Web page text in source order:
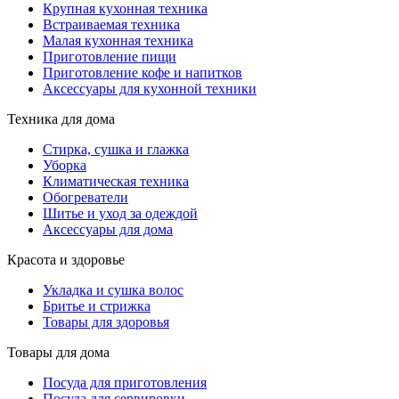
Крупная кухонная техника
Встраиваемая техника
Малая кухонная техника
Приготовление пищи
Приготовление кофе и напитков
Аксессуары для кухонной техники
Техника для дома
Стирка, сушка и глажка
Уборка
Климатическая техника
Обогреватели
Шитье и уход за одеждой
Аксессуары для дома
Красота и здоровье
Укладка и сушка волос
Бритье и стрижка
Товары для здоровья
Товары для дома
Посуда для приготовления